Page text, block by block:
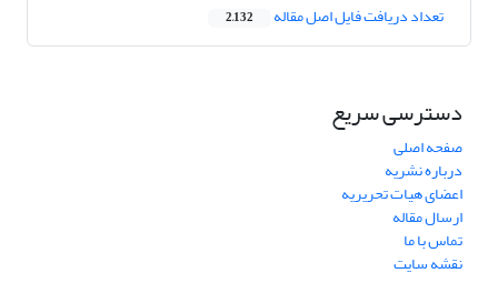
تعداد دریافت فایل اصل مقاله 2,132
دسترسی سریع
صفحه اصلی
درباره نشریه
اعضای هیات تحریریه
ارسال مقاله
تماس با ما
نقشه سایت